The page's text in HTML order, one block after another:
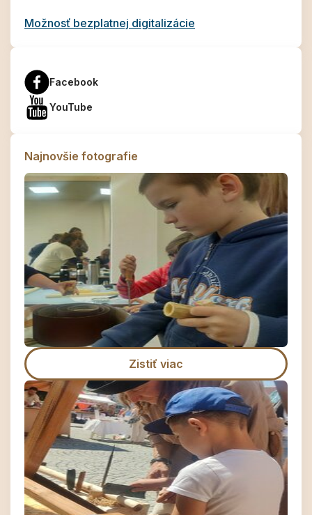
Možnosť bezplatnej digitalizácie
Facebook
YouTube
Najnovšie fotografie
Zistiť viac